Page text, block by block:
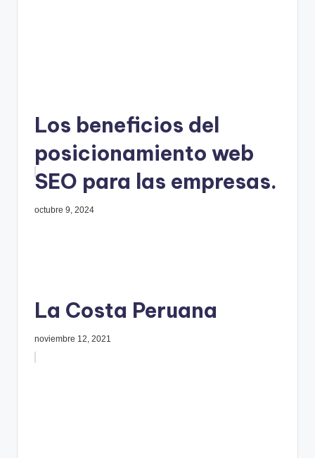
Los beneficios del
posicionamiento web
SEO para las empresas.
octubre 9, 2024
La Costa Peruana
noviembre 12, 2021